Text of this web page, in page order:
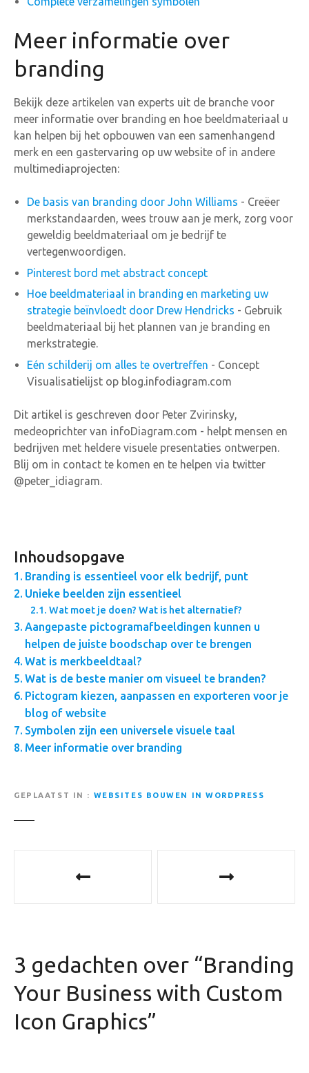
Meer informatie over
branding
Bekijk deze artikelen van experts uit de branche voor
meer informatie over branding en hoe beeldmateriaal u
kan helpen bij het opbouwen van een samenhangend
merk en een gastervaring op uw website of in andere
multimediaprojecten:
De basis van branding door John Williams - Creëer
merkstandaarden, wees trouw aan je merk, zorg voor
geweldig beeldmateriaal om je bedrijf te
vertegenwoordigen.
Pinterest bord met abstract concept
Hoe beeldmateriaal in branding en marketing uw
strategie beïnvloedt door Drew Hendricks - Gebruik
beeldmateriaal bij het plannen van je branding en
merkstrategie.
Eén schilderij om alles te overtreffen - Concept
Visualisatielijst op blog.infodiagram.com
Dit artikel is geschreven door Peter Zvirinsky,
medeoprichter van infoDiagram.com - helpt mensen en
bedrijven met heldere visuele presentaties ontwerpen.
Blij om in contact te komen en te helpen via twitter
@peter_idiagram.
Inhoudsopgave
Branding is essentieel voor elk bedrijf, punt
Unieke beelden zijn essentieel
Wat moet je doen? Wat is het alternatief?
Aangepaste pictogramafbeeldingen kunnen u
helpen de juiste boodschap over te brengen
Wat is merkbeeldtaal?
Wat is de beste manier om visueel te branden?
Pictogram kiezen, aanpassen en exporteren voor je
blog of website
Symbolen zijn een universele visuele taal
Meer informatie over branding
GEPLAATST IN WEBSITES BOUWEN IN WORDPRESS
c
h
t
3 gedachten over “Branding
Your Business with Custom
Icon Graphics”